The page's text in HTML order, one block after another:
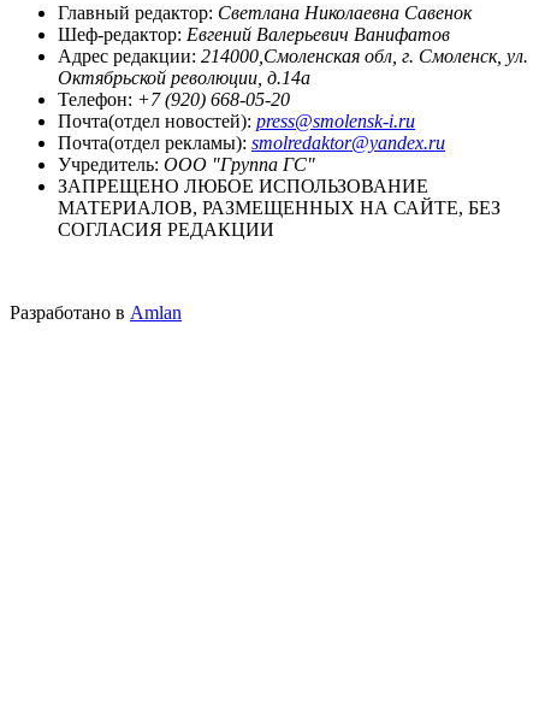
Главный редактор: Светлана Николаевна Савенок
Шеф-редактор: Евгений Валерьевич Ванифатов
Адрес редакции: 214000,Смоленская обл, г. Смоленск, ул.
Октябрьской революции, д.14а
Телефон: +7 (920) 668-05-20
Почта(отдел новостей): press@smolensk-i.ru
Почта(отдел рекламы): smolredaktor@yandex.ru
Учредитель: ООО "Группа ГС"
ЗАПРЕЩЕНО ЛЮБОЕ ИСПОЛЬЗОВАНИЕ
МАТЕРИАЛОВ, РАЗМЕЩЕННЫХ НА САЙТЕ, БЕЗ
СОГЛАСИЯ РЕДАКЦИИ
Разработано в Amlan